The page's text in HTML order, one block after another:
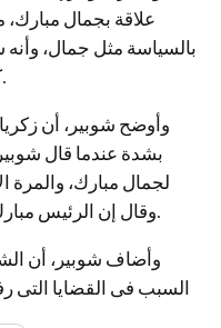
علاقة بجمال
بالسياسة مثل جمال،
كم الأراضى التى تُقال أنها ملك لعلاء.
وأوضح شوبير، أن
بشدة عندما قال
لجمال مبارك،
وقال إن الرئيس مبارك لا يستطيع تنفيذ برنامجه الانتخابى.
وأضاف شوبير، أن
السبب فى القضايا التى